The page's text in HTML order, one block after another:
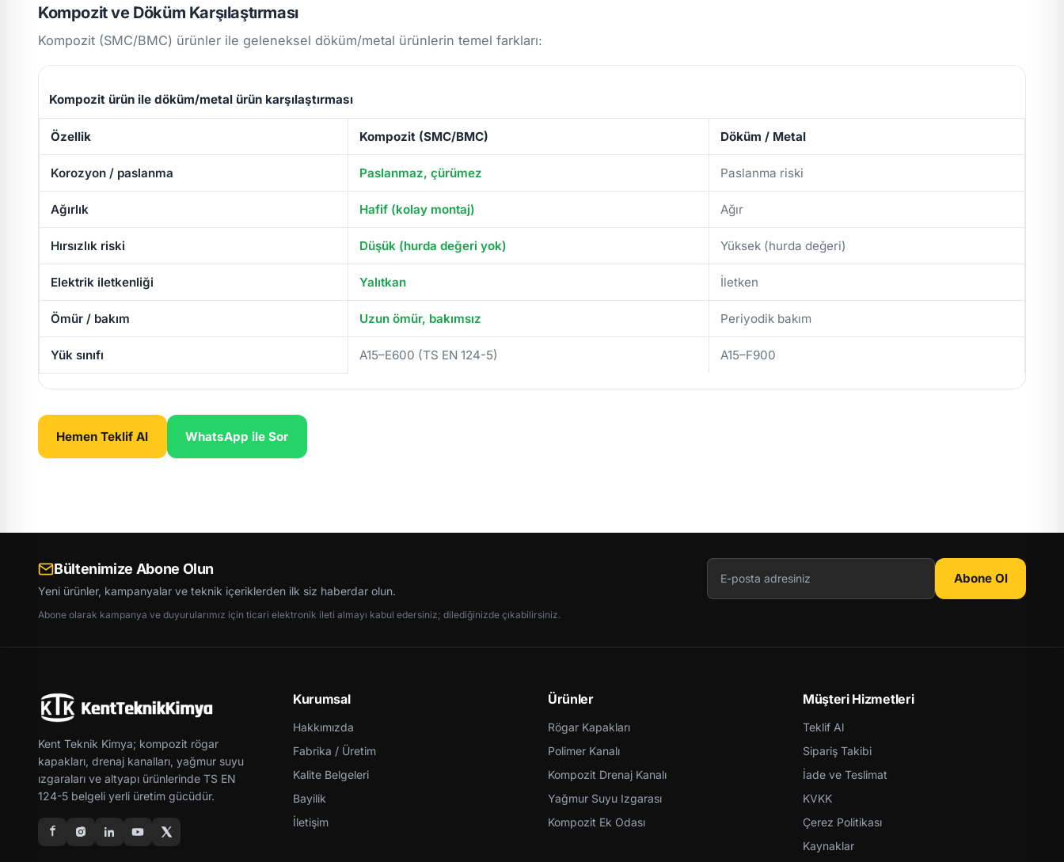
Kompozit ve Döküm Karşılaştırması
Kompozit (SMC/BMC) ürünler ile geleneksel döküm/metal ürünlerin temel farkları:
Kompozit ürün ile döküm/metal ürün karşılaştırması
Özellik Kompozit (SMC/BMC) Döküm / Metal
Korozyon / paslanma Paslanmaz, çürümez Paslanma riski
Ağırlık Hafif (kolay montaj) Ağır
Hırsızlık riski Düşük (hurda değeri yok) Yüksek (hurda değeri)
Elektrik iletkenliği Yalıtkan İletken
Ömür / bakım Uzun ömür, bakımsız Periyodik bakım
Yük sınıfı A15–E600 (TS EN 124-5) A15–F900
Hemen Teklif Al WhatsApp ile Sor
Bültenimize Abone Olun
Yeni ürünler, kampanyalar ve teknik içeriklerden ilk siz haberdar olun.
Abone Ol
Abone olarak kampanya ve duyurularımız için ticari elektronik ileti almayı kabul edersiniz; dilediğinizde çıkabilirsiniz.
Kent Teknik Kimya; kompozit rögar
kapakları, drenaj kanalları, yağmur suyu
ızgaraları ve altyapı ürünlerinde TS EN
124-5 belgeli yerli üretim gücüdür.
Kurumsal
Hakkımızda
Fabrika / Üretim
Kalite Belgeleri
Bayilik
İletişim
Ürünler
Rögar Kapakları
Polimer Kanalı
Kompozit Drenaj Kanalı
Yağmur Suyu Izgarası
Kompozit Ek Odası
Müşteri Hizmetleri
Teklif Al
Sipariş Takibi
İade ve Teslimat
KVKK
Çerez Politikası
Kaynaklar